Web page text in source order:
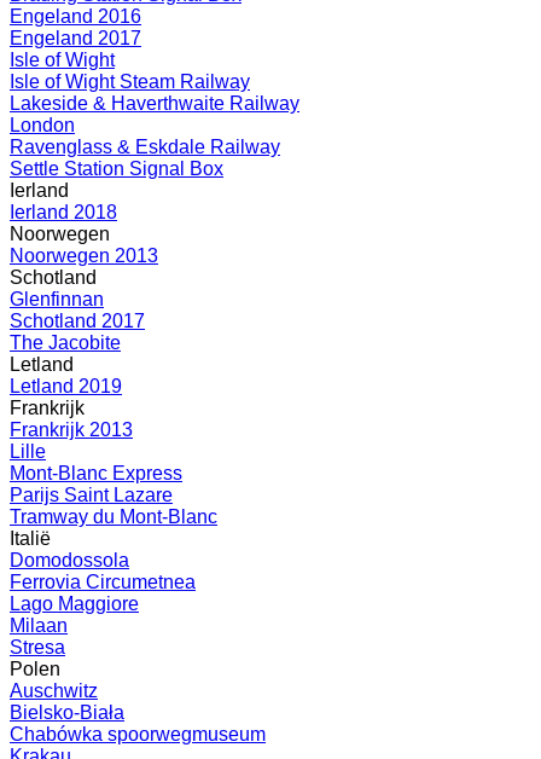
Engeland 2016
Engeland 2017
Isle of Wight
Isle of Wight Steam Railway
Lakeside & Haverthwaite Railway
London
Ravenglass & Eskdale Railway
Settle Station Signal Box
Ierland
Ierland 2018
Noorwegen
Noorwegen 2013
Schotland
Glenfinnan
Schotland 2017
The Jacobite
Letland
Letland 2019
Frankrijk
Frankrijk 2013
Lille
Mont-Blanc Express
Parijs Saint Lazare
Tramway du Mont-Blanc
Italië
Domodossola
Ferrovia Circumetnea
Lago Maggiore
Milaan
Stresa
Polen
Auschwitz
Bielsko-Biała
Chabówka spoorwegmuseum